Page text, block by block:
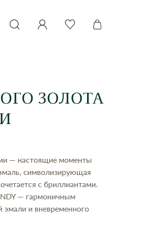
ЗОЛОТА
— настоящие моменты
символизирующая
с бриллиантами.
— гармоничным
эмали и вневременного